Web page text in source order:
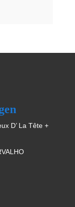
D’ La Tête +